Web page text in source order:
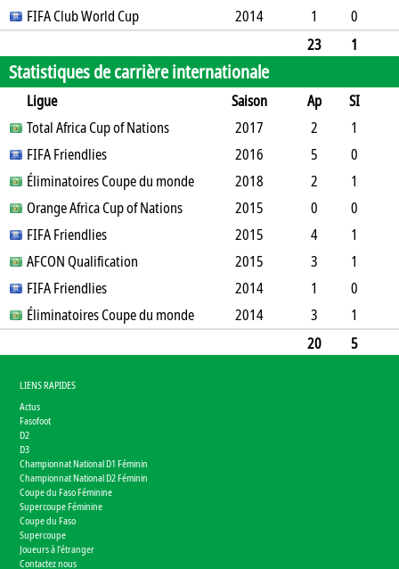
1
0 0 0 204
FIFA Club World Cup 2014 1
0
60
23
1
7
2 0 0 3 0 0
Statistiques de carrière internationale
Ligue Saison Ap
SI
SO
B B A CR Min
Total Africa Cup of Nations 2017 2
1
1
2 0 0 113
FIFA Friendlies 2016 5
0
0
1 0 1 0 450
Éliminatoires Coupe du monde 2018 2
1
0
2 0 0 0 90
Orange Africa Cup of Nations 2015 0
0
0
3 0 0
FIFA Friendlies 2015 4
1
0
3 0 0 314
AFCON Qualification 2015 3
1
0
3 0 0 186
FIFA Friendlies 2014 1
0
1
0 0 0 0 46
Éliminatoires Coupe du monde 2014 3
1
224
20
5
LIENS RAPIDES
Actus
Fasofoot
D2
D3
Championnat National D1 Féminin
Championnat National D2 Féminin
Coupe du Faso Féminine
Supercoupe Féminine
Coupe du Faso
Supercoupe
Joueurs à l'étranger
Contactez nous